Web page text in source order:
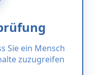
Sie ein Mensch
zuzugreifen